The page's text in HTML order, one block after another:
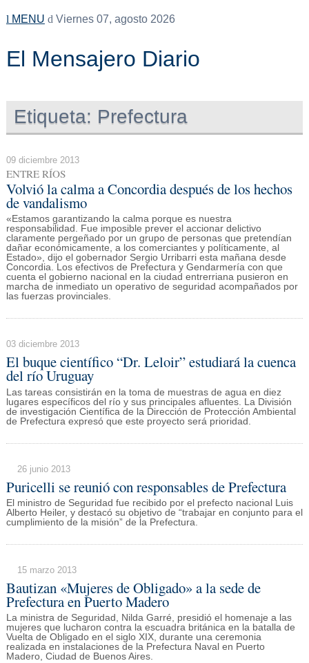
MENU Viernes 07, agosto 2026
El Mensajero Diario
Etiqueta: Prefectura
09 diciembre 2013
ENTRE RÍOS
Volvió la calma a Concordia después de los hechos
de vandalismo
«Estamos garantizando la calma porque es nuestra
responsabilidad. Fue imposible prever el accionar delictivo
claramente pergeñado por un grupo de personas que pretendían
dañar económicamente, a los comerciantes y políticamente, al
Estado», dijo el gobernador Sergio Urribarri esta mañana desde
Concordia. Los efectivos de Prefectura y Gendarmería con que
cuenta el gobierno nacional en la ciudad entrerriana pusieron en
marcha de inmediato un operativo de seguridad acompañados por
las fuerzas provinciales.
03 diciembre 2013
El buque científico “Dr. Leloir” estudiará la cuenca
del río Uruguay
Las tareas consistirán en la toma de muestras de agua en diez
lugares específicos del río y sus principales afluentes. La División
de investigación Científica de la Dirección de Protección Ambiental
de Prefectura expresó que este proyecto será prioridad.
26 junio 2013
Puricelli se reunió con responsables de Prefectura
El ministro de Seguridad fue recibido por el prefecto nacional Luis
Alberto Heiler, y destacó su objetivo de “trabajar en conjunto para el
cumplimiento de la misión” de la Prefectura.
15 marzo 2013
Bautizan «Mujeres de Obligado» a la sede de
Prefectura en Puerto Madero
La ministra de Seguridad, Nilda Garré, presidió el homenaje a las
mujeres que lucharon contra la escuadra británica en la batalla de
Vuelta de Obligado en el siglo XIX, durante una ceremonia
realizada en instalaciones de la Prefectura Naval en Puerto
Madero, Ciudad de Buenos Aires.